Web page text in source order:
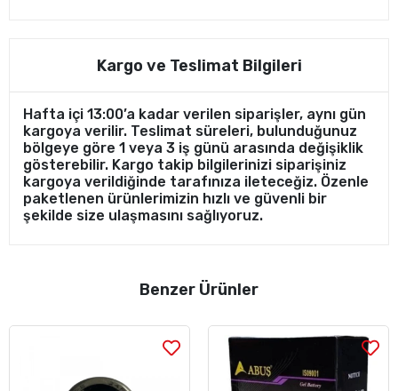
Kargo ve Teslimat Bilgileri
Hafta içi 13:00’a kadar verilen siparişler, aynı gün
kargoya verilir. Teslimat süreleri, bulunduğunuz
bölgeye göre 1 veya 3 iş günü arasında değişiklik
gösterebilir. Kargo takip bilgilerinizi siparişiniz
kargoya verildiğinde tarafınıza ileteceğiz. Özenle
paketlenen ürünlerimizin hızlı ve güvenli bir
şekilde size ulaşmasını sağlıyoruz.
Benzer Ürünler